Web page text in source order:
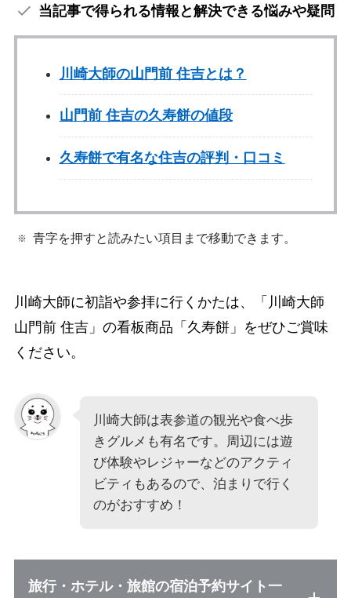
当記事で得られる情報と解決できる悩みや疑問
川崎大師の山門前 住吉とは？
山門前 住吉の久寿餅の値段
久寿餅で有名な住吉の評判・口コミ
青字を押すと読みたい項目まで移動できます。
川崎大師に初詣や参拝に行くかたは、「川崎大師
山門前 住吉」の看板商品「久寿餅」をぜひご賞味
ください。
川崎大師は表参道の観光や食べ歩
きグルメも有名です。周辺には遊
び体験やレジャーなどのアクティ
ビティもあるので、泊まりで行く
のがおすすめ！
旅行・ホテル・旅館の宿泊予約サイト一